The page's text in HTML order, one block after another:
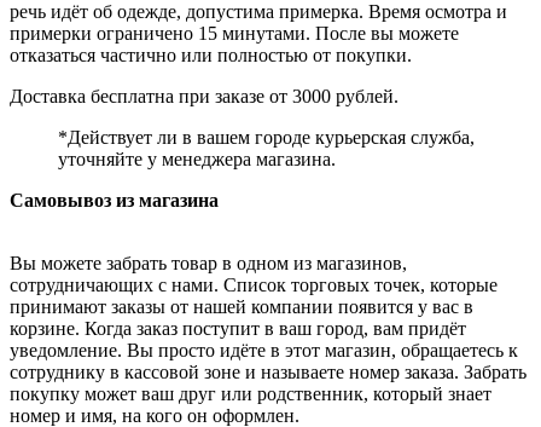
речь идёт об одежде, допустима примерка. Время осмотра и
примерки ограничено 15 минутами. После вы можете
отказаться частично или полностью от покупки.
Доставка бесплатна при заказе от 3000 рублей.
*Действует ли в вашем городе курьерская служба,
уточняйте у менеджера магазина.
Самовывоз из магазина
Вы можете забрать товар в одном из магазинов,
сотрудничающих с нами. Список торговых точек, которые
принимают заказы от нашей компании появится у вас в
корзине. Когда заказ поступит в ваш город, вам придёт
уведомление. Вы просто идёте в этот магазин, обращаетесь к
сотруднику в кассовой зоне и называете номер заказа. Забрать
покупку может ваш друг или родственник, который знает
номер и имя, на кого он оформлен.